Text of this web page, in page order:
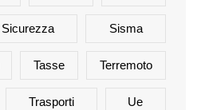
Sicurezza Sisma
Tasse Terremoto
Trasporti Ue